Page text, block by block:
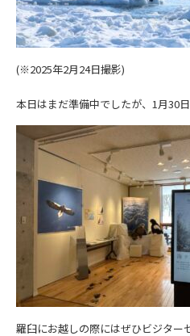
(※2025年2月24日撮影)
本日はまだ準備中でしたが、1月30
羅臼にお越しの際にはぜひビジター